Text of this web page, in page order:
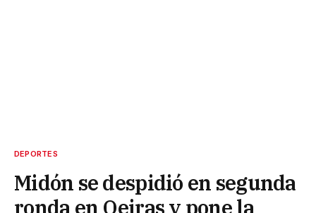
DEPORTES
Midón se despidió en segunda
ronda en Oeiras y pone la